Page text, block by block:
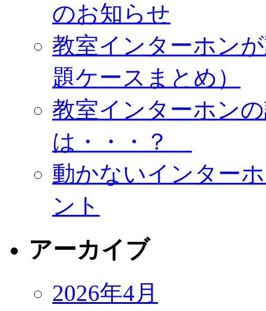
のお知らせ
教室インターホン
題ケースまとめ）
教室インターホン
は・・・？
動かないインター
ント
アーカイブ
2026年4月